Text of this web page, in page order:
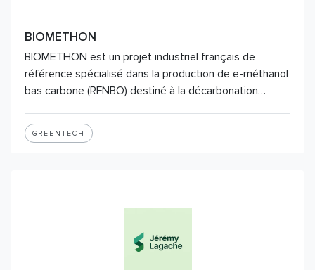
BIOMETHON
BIOMETHON est un projet industriel français de
référence spécialisé dans la production de e-méthanol
bas carbone (RFNBO) destiné à la décarbonation…
GREENTECH